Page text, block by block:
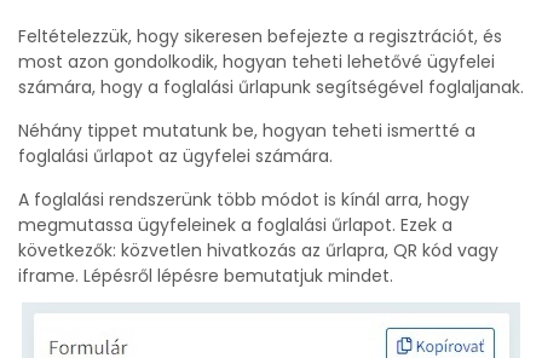
Feltételezzük, hogy sikeresen befejezte a regisztrációt, és
most azon gondolkodik, hogyan teheti lehetővé ügyfelei
számára, hogy a foglalási űrlapunk segítségével foglaljanak.
Néhány tippet mutatunk be, hogyan teheti ismertté a
foglalási űrlapot az ügyfelei számára.
A foglalási rendszerünk több módot is kínál arra, hogy
megmutassa ügyfeleinek a foglalási űrlapot. Ezek a
következők: közvetlen hivatkozás az űrlapra, QR kód vagy
iframe. Lépésről lépésre bemutatjuk mindet.